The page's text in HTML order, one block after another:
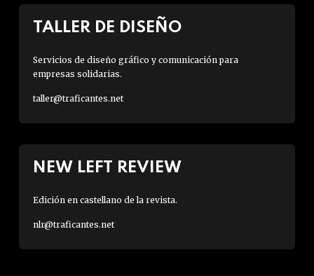
TALLER DE DISEÑO
Servicios de diseño gráfico y comunicación para
empresas solidarias.
taller@traficantes.net
NEW LEFT REVIEW
Edición en castellano de la revista.
nlr@traficantes.net